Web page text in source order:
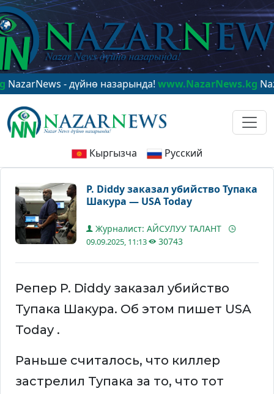
- дүйнө назарында!www.NazarNews.kg
Кыргызча Русский
P. Diddy заказал убийство Тупака
Шакура — USA Today
Журналист: АЙСУЛУУ ТАЛАНТ
09.09.2025, 11:13 30743
Репер P. Diddy заказал убийство
Тупака Шакура. Об этом пишет USA
Today .
Раньше считалось, что киллер
застрелил Тупака за то, что тот